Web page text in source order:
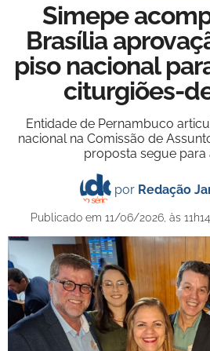
Simepe
Brasília
piso nacional
citurgiões-
Entidade de Pernambuco
nacional na Comissão de
proposta segue para
por Redação
Publicado em 11/06/2026, às